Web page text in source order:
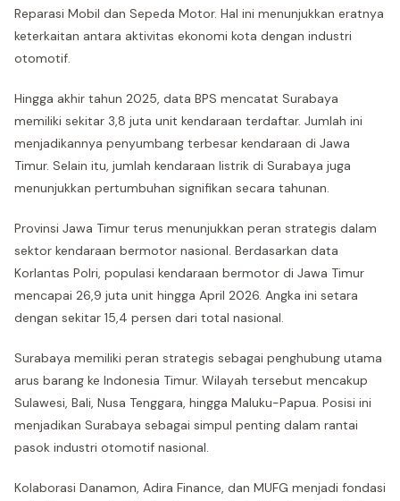
Reparasi Mobil dan Sepeda Motor. Hal ini menunjukkan eratnya
keterkaitan antara aktivitas ekonomi kota dengan industri
otomotif.
Hingga akhir tahun 2025, data BPS mencatat Surabaya
memiliki sekitar 3,8 juta unit kendaraan terdaftar. Jumlah ini
menjadikannya penyumbang terbesar kendaraan di Jawa
Timur. Selain itu, jumlah kendaraan listrik di Surabaya juga
menunjukkan pertumbuhan signifikan secara tahunan.
Provinsi Jawa Timur terus menunjukkan peran strategis dalam
sektor kendaraan bermotor nasional. Berdasarkan data
Korlantas Polri, populasi kendaraan bermotor di Jawa Timur
mencapai 26,9 juta unit hingga April 2026. Angka ini setara
dengan sekitar 15,4 persen dari total nasional.
Surabaya memiliki peran strategis sebagai penghubung utama
arus barang ke Indonesia Timur. Wilayah tersebut mencakup
Sulawesi, Bali, Nusa Tenggara, hingga Maluku-Papua. Posisi ini
menjadikan Surabaya sebagai simpul penting dalam rantai
pasok industri otomotif nasional.
Kolaborasi Danamon, Adira Finance, dan MUFG menjadi fondasi